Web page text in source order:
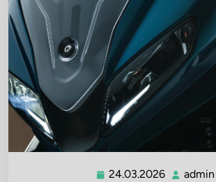
24.03.2026 24.03.2026
admin